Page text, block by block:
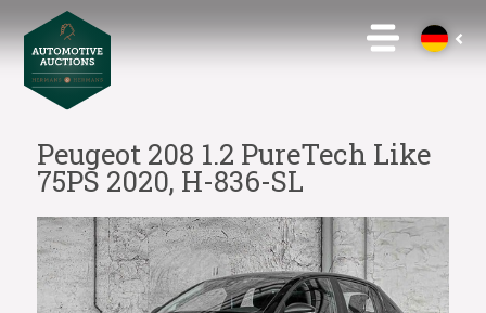
Peugeot 208 1.2 PureTech Like
75PS 2020, H-836-SL